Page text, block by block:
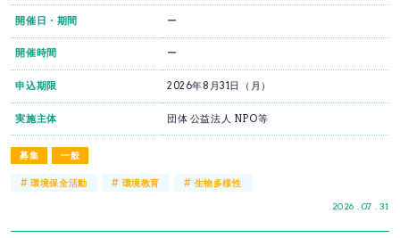
募集 一般
2026 . 07 . 31
開催日・期間 ー
開催時間 ー
申込期限 2026年8月31日（月）
実施主体 団体 公益法人 NPO等
#環境保全活動 # 環境教育 # 生物多様性